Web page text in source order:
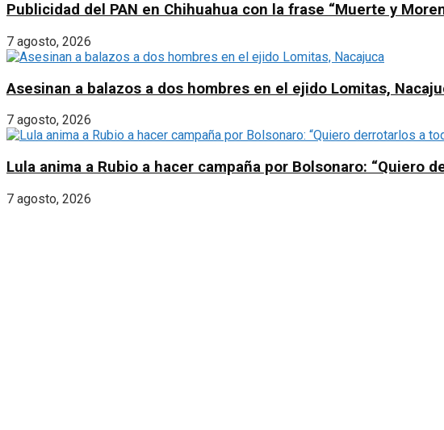
Publicidad del PAN en Chihuahua con la frase “Muerte y
7 agosto, 2026
Asesinan a balazos a dos hombres en el ejido Lomitas,
7 agosto, 2026
Lula anima a Rubio a hacer campaña por Bolsonaro: “Quiero
7 agosto, 2026